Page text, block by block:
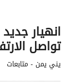
انهيار
تواصل
يني يمن - متابعات